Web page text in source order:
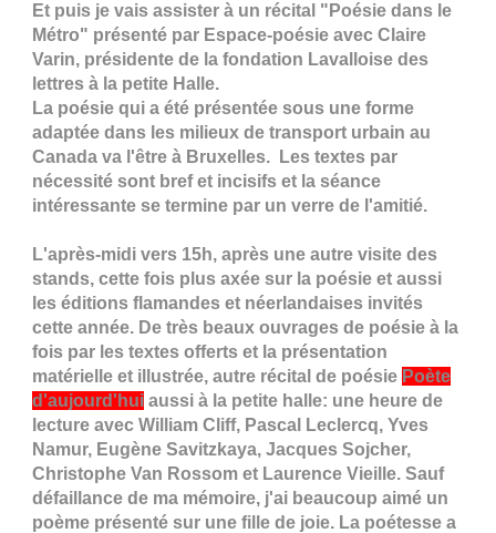
Et puis je vais assister à un récital "Poésie dans le
Métro" présenté par Espace-poésie avec Claire
Varin, présidente de la fondation Lavalloise des
lettres à la petite Halle.
La poésie qui a été présentée sous une forme
adaptée dans les milieux de transport urbain au
Canada va l'être à Bruxelles. Les textes par
nécessité sont bref et incisifs et la séance
intéressante se termine par un verre de l'amitié.
L'après-midi vers 15h, après une autre visite des
stands, cette fois plus axée sur la poésie et aussi
les éditions flamandes et néerlandaises invités
cette année. De très beaux ouvrages de poésie à la
fois par les textes offerts et la présentation
matérielle et illustrée, autre récital de poésie Poète
d'aujourd'hui aussi à la petite halle: une heure de
lecture avec William Cliff, Pascal Leclercq, Yves
Namur, Eugène Savitzkaya, Jacques Sojcher,
Christophe Van Rossom et Laurence Vieille. Sauf
défaillance de ma mémoire, j'ai beaucoup aimé un
poème présenté sur une fille de joie. La poétesse a